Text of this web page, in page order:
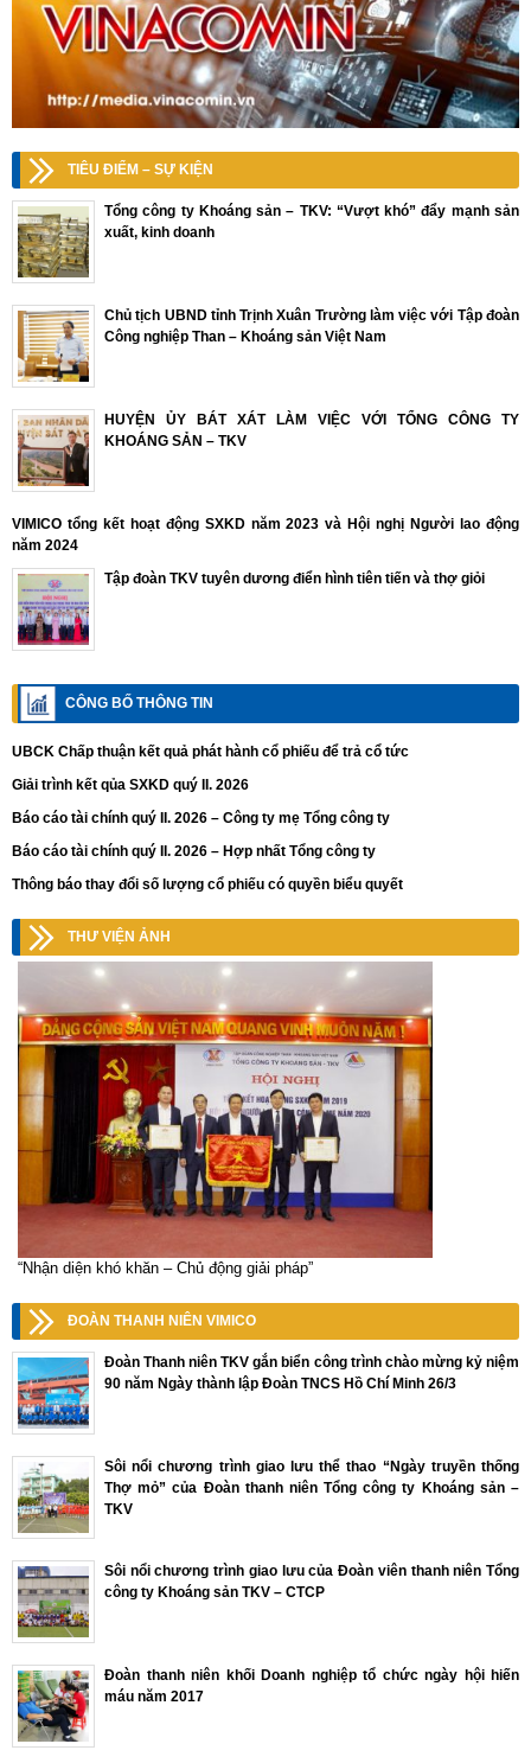
TIÊU ĐIỂM – SỰ KIỆN
Tổng công ty Khoáng sản – TKV: “Vượt khó” đẩy mạnh sản
xuất, kinh doanh
Chủ tịch UBND tỉnh Trịnh Xuân Trường làm việc với Tập đoàn
Công nghiệp Than – Khoáng sản Việt Nam
HUYỆN ỦY BÁT XÁT LÀM VIỆC VỚI TỔNG CÔNG TY
KHOÁNG SẢN – TKV
VIMICO tổng kết hoạt động SXKD năm 2023 và Hội nghị Người lao động
năm 2024
Tập đoàn TKV tuyên dương điển hình tiên tiến và thợ giỏi
CÔNG BỐ THÔNG TIN
UBCK Chấp thuận kết quả phát hành cổ phiếu để trả cổ tức
Giải trình kết qủa SXKD quý II. 2026
Báo cáo tài chính quý II. 2026 – Công ty mẹ Tổng công ty
Báo cáo tài chính quý II. 2026 – Hợp nhất Tổng công ty
Thông báo thay đổi số lượng cổ phiếu có quyền biểu quyết
THƯ VIỆN ẢNH
“Nhận diện khó khăn – Chủ động giải pháp”
ĐOÀN THANH NIÊN VIMICO
Đoàn Thanh niên TKV gắn biển công trình chào mừng kỷ niệm
90 năm Ngày thành lập Đoàn TNCS Hồ Chí Minh 26/3
Sôi nổi chương trình giao lưu thể thao “Ngày truyền thống
Thợ mỏ” của Đoàn thanh niên Tổng công ty Khoáng sản –
TKV
Sôi nổi chương trình giao lưu của Đoàn viên thanh niên Tổng
công ty Khoáng sản TKV – CTCP
Đoàn thanh niên khối Doanh nghiệp tổ chức ngày hội hiến
máu năm 2017